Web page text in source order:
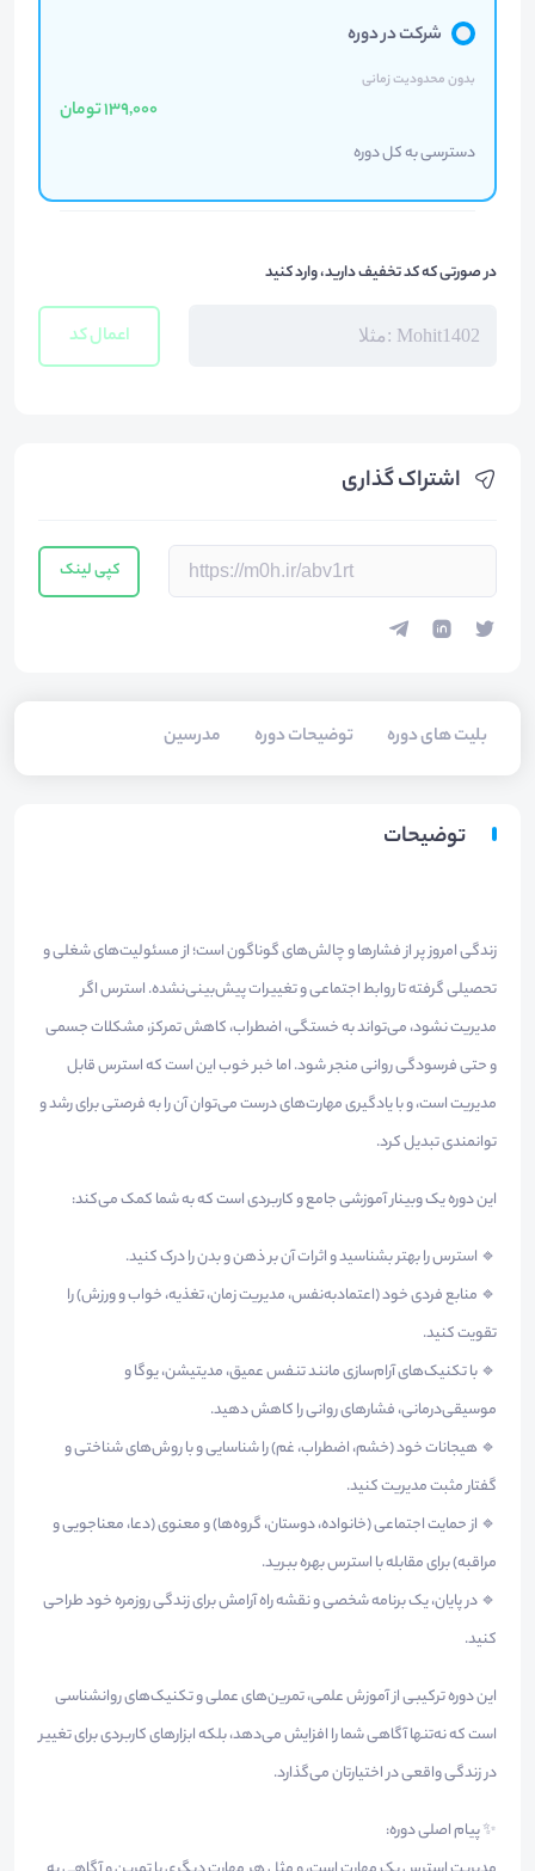
اشتراک گذاری
کپی لینک
بلیت های دوره توضیحات دوره مدرسین
شرکت در دوره
بدون محدودیت زمانی
139,000 تومان
دسترسی به کل دوره
در صورتی که کد تخفیف دارید، وارد کنید
اعمال کد
توضیحات
زندگی امروز پر از فشارها و چالش‌های گوناگون است؛ از مسئولیت‌های شغلی و
تحصیلی گرفته تا روابط اجتماعی و تغییرات پیش‌بینی‌نشده. استرس اگر
مدیریت نشود، می‌تواند به خستگی، اضطراب، کاهش تمرکز، مشکلات جسمی
و حتی فرسودگی روانی منجر شود. اما خبر خوب این است که استرس قابل
مدیریت است، و با یادگیری مهارت‌های درست می‌توان آن را به فرصتی برای رشد و
توانمندی تبدیل کرد.
این دوره یک وبینار آموزشی جامع و کاربردی است که به شما کمک می‌کند:
🔹 استرس را بهتر بشناسید و اثرات آن بر ذهن و بدن را درک کنید.
🔹 منابع فردی خود (اعتمادبه‌نفس، مدیریت زمان، تغذیه، خواب و ورزش) را
تقویت کنید.
🔹 با تکنیک‌های آرام‌سازی مانند تنفس عمیق، مدیتیشن، یوگا و
موسیقی‌درمانی، فشارهای روانی را کاهش دهید.
🔹 هیجانات خود (خشم، اضطراب، غم) را شناسایی و با روش‌های شناختی و
گفتار مثبت مدیریت کنید.
🔹 از حمایت اجتماعی (خانواده، دوستان، گروه‌ها) و معنوی (دعا، معناجویی و
مراقبه) برای مقابله با استرس بهره ببرید.
🔹 در پایان، یک برنامه شخصی و نقشه راه آرامش برای زندگی روزمره خود طراحی
کنید.
این دوره ترکیبی از آموزش علمی، تمرین‌های عملی و تکنیک‌های روانشناسی
است که نه‌تنها آگاهی شما را افزایش می‌دهد، بلکه ابزارهای کاربردی برای تغییر
در زندگی واقعی در اختیارتان می‌گذارد.
✨ پیام اصلی دوره: